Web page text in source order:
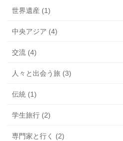
世界遺産 (1)
中央アジア (4)
交流 (4)
人々と出会う旅 (3)
伝統 (1)
学生旅行 (2)
専門家と行く (2)